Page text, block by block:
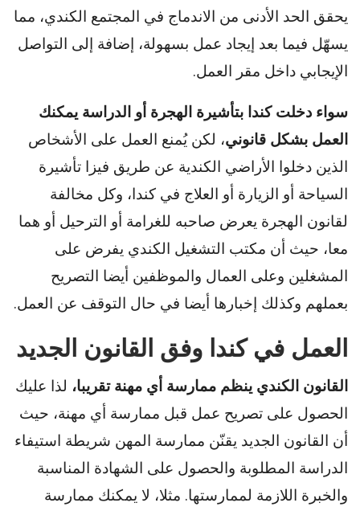
يحقق الحد الأدنى من الاندماج في المجتمع الكندي، مما
يسهّل فيما بعد إيجاد عمل بسهولة، إضافة إلى التواصل
الإيجابي داخل مقر العمل.
سواء دخلت كندا بتأشيرة الهجرة أو الدراسة يمكنك
العمل بشكل قانوني، لكن يُمنع العمل على الأشخاص
الذين دخلوا الأراضي الكندية عن طريق فيزا تأشيرة
السياحة أو الزيارة أو العلاج في كندا، وكل مخالفة
لقانون الهجرة يعرض صاحبه للغرامة أو الترحيل أو هما
معا، حيث أن مكتب التشغيل الكندي يفرض على
المشغلين وعلى العمال والموظفين أيضا التصريح
بعملهم وكذلك إخبارها أيضا في حال التوقف عن العمل.
العمل في كندا وفق القانون الجديد
القانون الكندي ينظم ممارسة أي مهنة تقريبا، لذا عليك
الحصول على تصريح عمل قبل ممارسة أي مهنة، حيث
أن القانون الجديد يقنّن ممارسة المهن شريطة استيفاء
الدراسة المطلوبة والحصول على الشهادة المناسبة
والخبرة اللازمة لممارستها. مثلا، لا يمكنك ممارسة